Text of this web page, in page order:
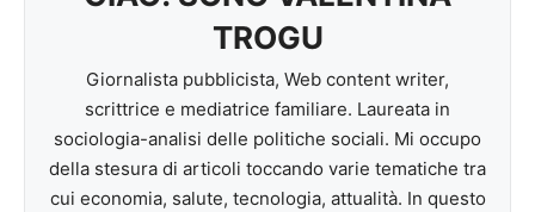
TROGU
Giornalista pubblicista, Web content writer,
scrittrice e mediatrice familiare. Laureata in
sociologia-analisi delle politiche sociali. Mi occupo
della stesura di articoli toccando varie tematiche tra
cui economia, salute, tecnologia, attualità. In questo